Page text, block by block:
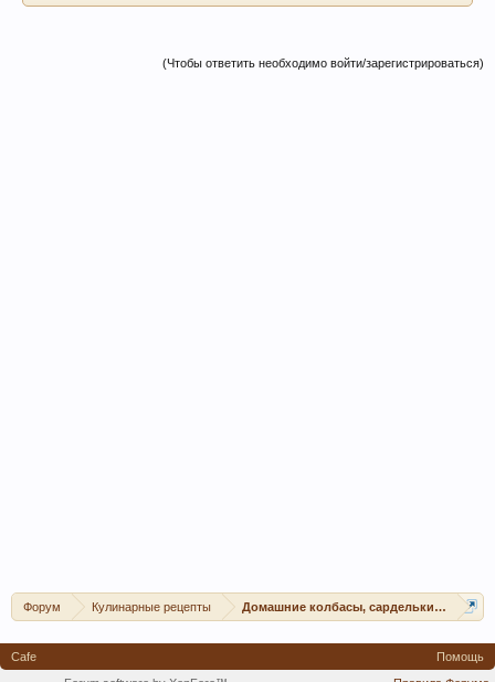
(Чтобы ответить необходимо войти/зарегистрироваться)
Форум Кулинарные рецепты Домашние колбасы, сардельки, сосиски
Cafe
Помощь